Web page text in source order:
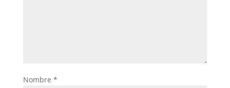
Nombre *